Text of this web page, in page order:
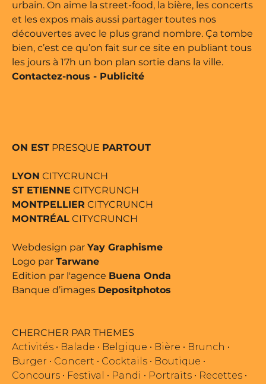
urbain. On aime la street-food, la bière, les concerts
et les expos mais aussi partager toutes nos
découvertes avec le plus grand nombre. Ça tombe
bien, c’est ce qu’on fait sur ce site en publiant tous
les jours à 17h un bon plan sortie dans la ville.
Contactez-nous - Publicité
ON EST PRESQUE PARTOUT
LYON CITYCRUNCH
ST ETIENNE CITYCRUNCH
MONTPELLIER CITYCRUNCH
MONTRÉAL CITYCRUNCH
Webdesign par Yay Graphisme
Logo par Tarwane
Edition par l'agence Buena Onda
Banque d’images Depositphotos
CHERCHER PAR THEMES
Activités • Balade • Belgique • Bière • Brunch •
Burger • Concert • Cocktails • Boutique •
Concours • Festival • Pandi • Portraits • Recettes •